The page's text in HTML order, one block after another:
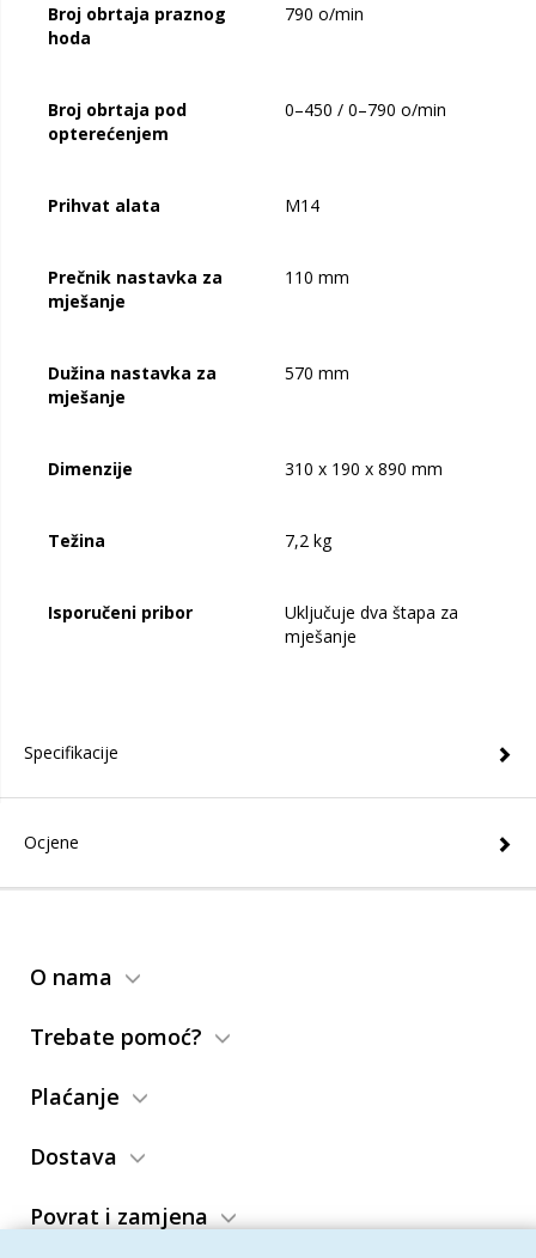
Broj obrtaja praznog
hoda
790 o/min
Broj obrtaja pod
opterećenjem
0–450 / 0–790 o/min
Prihvat alata M14
Prečnik nastavka za
mješanje
110 mm
Dužina nastavka za
mješanje
570 mm
Dimenzije 310 x 190 x 890 mm
Težina 7,2 kg
Isporučeni pribor
Uključuje dva štapa za
mješanje
Specifikacije
Ocjene
O nama
Trebate pomoć?
Plaćanje
Dostava
Povrat i zamjena